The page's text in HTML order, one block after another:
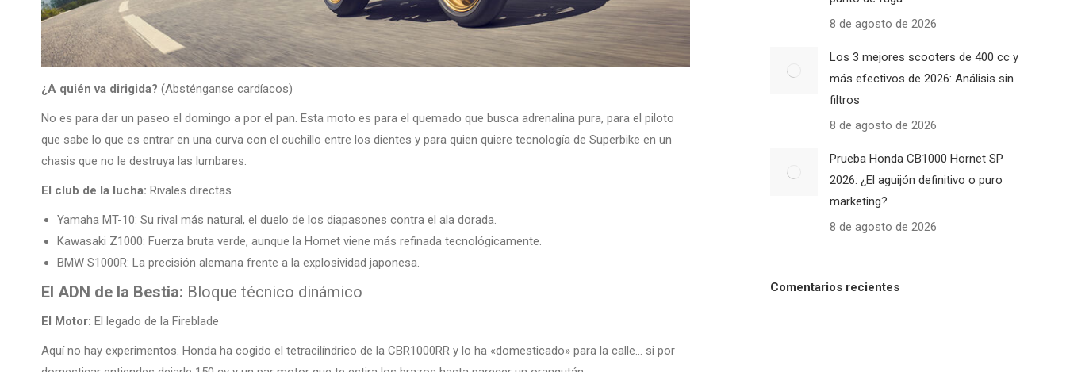
¿A quién va dirigida? (Absténganse cardíacos)
No es para dar un paseo el domingo a por el pan. Esta moto es para el quemado que busca adrenalina pura, para el piloto
que sabe lo que es entrar en una curva con el cuchillo entre los dientes y para quien quiere tecnología de Superbike en un
chasis que no le destruya las lumbares.
El club de la lucha: Rivales directas
Yamaha MT-10: Su rival más natural, el duelo de los diapasones contra el ala dorada.
Kawasaki Z1000: Fuerza bruta verde, aunque la Hornet viene más refinada tecnológicamente.
BMW S1000R: La precisión alemana frente a la explosividad japonesa.
El ADN de la Bestia: Bloque técnico dinámico
El Motor: El legado de la Fireblade
Aquí no hay experimentos. Honda ha cogido el tetracilíndrico de la CBR1000RR y lo ha «domesticado» para la calle… si por
8 de agosto de 2026
Los 3 mejores scooters de 400 cc y
más efectivos de 2026: Análisis sin
filtros
8 de agosto de 2026
Prueba Honda CB1000 Hornet SP
2026: ¿El aguijón definitivo o puro
marketing?
8 de agosto de 2026
Comentarios recientes